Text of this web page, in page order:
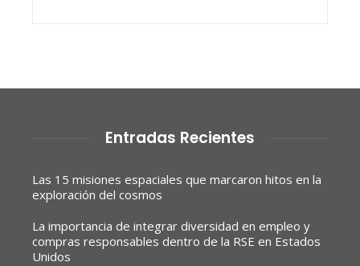
Entradas Recientes
Las 15 misiones espaciales que marcaron hitos en la
exploración del cosmos
La importancia de integrar diversidad en empleo y
compras responsables dentro de la RSE en Estados
Unidos